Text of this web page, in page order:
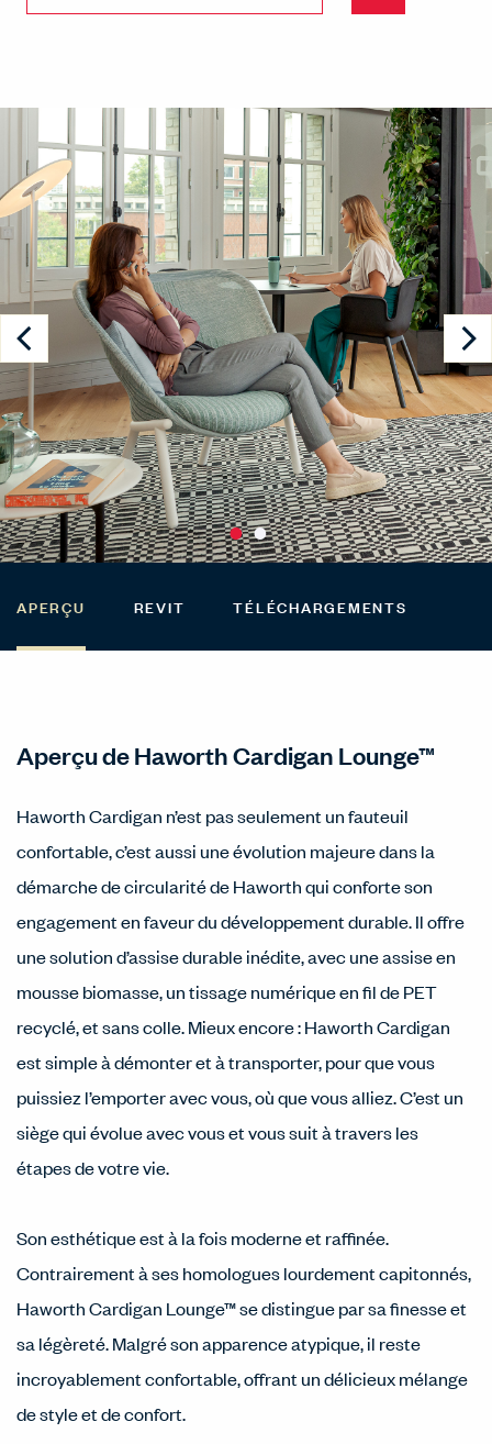
APERÇU REVIT TÉLÉCHARGEMENTS
Aperçu de Haworth Cardigan Lounge™
Haworth Cardigan n’est pas seulement un fauteuil
confortable, c’est aussi une évolution majeure dans la
démarche de circularité de Haworth qui conforte son
engagement en faveur du développement durable. Il offre
une solution d’assise durable inédite, avec une assise en
mousse biomasse, un tissage numérique en fil de PET
recyclé, et sans colle. Mieux encore : Haworth Cardigan
est simple à démonter et à transporter, pour que vous
puissiez l’emporter avec vous, où que vous alliez. C’est un
siège qui évolue avec vous et vous suit à travers les
étapes de votre vie.
Son esthétique est à la fois moderne et raffinée.
Contrairement à ses homologues lourdement capitonnés,
Haworth Cardigan Lounge™ se distingue par sa finesse et
sa légèreté. Malgré son apparence atypique, il reste
incroyablement confortable, offrant un délicieux mélange
de style et de confort.